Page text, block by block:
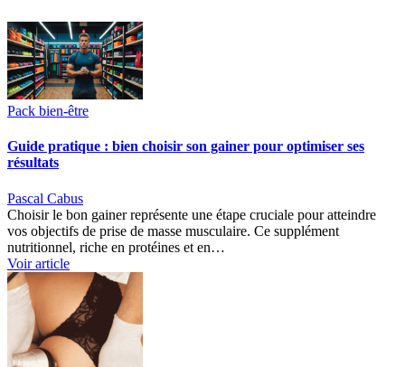
Pack bien-être
Guide pratique : bien choisir son gainer pour optimiser ses
résultats
Pascal Cabus
Choisir le bon gainer représente une étape cruciale pour atteindre
vos objectifs de prise de masse musculaire. Ce supplément
nutritionnel, riche en protéines et en…
Voir article